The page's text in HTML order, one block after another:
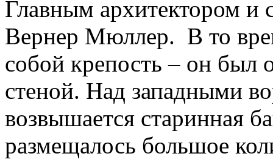
Главным архитектором и
Вернер Мюллер. В то
собой крепость – он был
стеной. Над западными
возвышается старинная
размещалось большое